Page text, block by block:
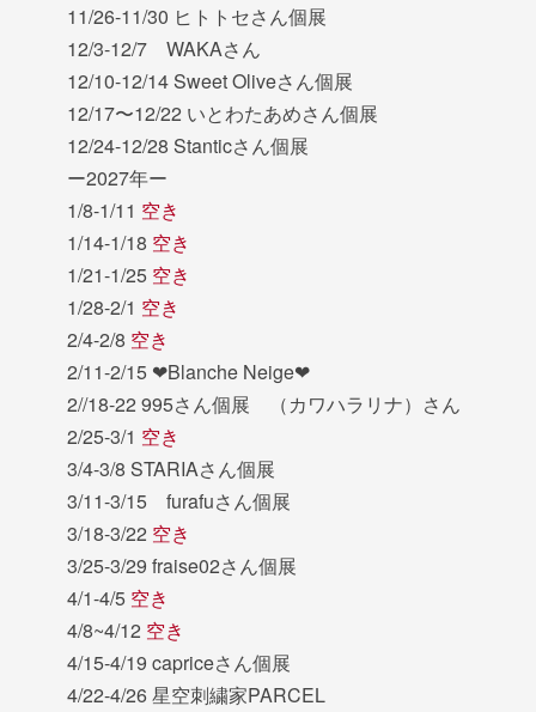
11/26-11/30 ヒトトセさん個展
12/3-12/7 WAKAさん
12/10-12/14 Sweet Oliveさん個展
12/17〜12/22 いとわたあめさん個展
12/24-12/28 Stanticさん個展
ー2027年ー
1/8-1/11 空き
1/14-1/18 空き
1/21-1/25 空き
1/28-2/1 空き
2/4-2/8 空き
2/11-2/15 ❤︎Blanche Neige❤︎
2//18-22 995さん個展 （カワハラリナ）さん
2/25-3/1 空き
3/4-3/8 STARIAさん個展
3/11-3/15 furafuさん個展
3/18-3/22 空き
3/25-3/29 fraise02さん個展
4/1-4/5 空き
4/8~4/12 空き
4/15-4/19 capriceさん個展
4/22-4/26 星空刺繍家PARCEL